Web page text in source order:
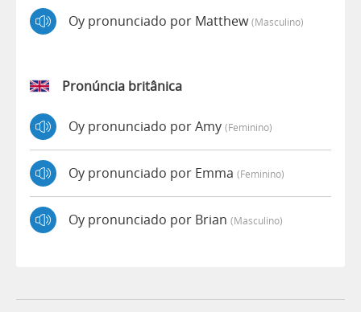
Oy pronunciado por Matthew(masculino)
Pronúncia britânica
Oy pronunciado por Amy (feminino)
Oy pronunciado por Emma (feminino)
Oy pronunciado por Brian (masculino)